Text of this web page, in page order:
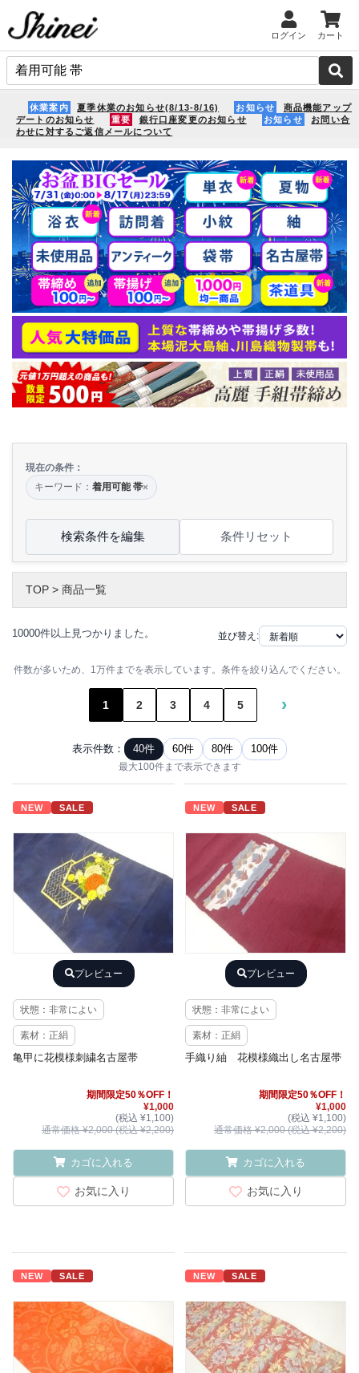
ログイン カート
休業案内 夏季休業のお知らせ(8/13-8/16) お知らせ
商品機能アップ
デートのお知らせ
重要 銀行口座変更のお知らせ お知らせ
お問い合
わせに対するご返信メールについて
現在の条件：
キーワード： 着用可能 帯×
検索条件を編集 条件リセット
TOP > 商品一覧
10000件以上見つかりました。 並び替え:
件数が多いため、1万件までを表示しています。条件を絞り込んでください。
1 2 3 4 5 ›
表示件数： 40件 60件 80件 100件
最大100件まで表示できます
NEW SALE
プレビュー
状態：非常によい
素材：正絹
亀甲に花模様刺繍名古屋帯
期間限定50％OFF！
¥1,000
(税込 ¥1,100)
通常価格 ¥2,000 (税込 ¥2,200)
カゴに入れる
お気に入り
NEW SALE
プレビュー
状態：非常によい
素材：正絹
手織り紬 花模様織出し名古屋帯
期間限定50％OFF！
¥1,000
(税込 ¥1,100)
通常価格 ¥2,000 (税込 ¥2,200)
カゴに入れる
お気に入り
NEW SALE NEW SALE